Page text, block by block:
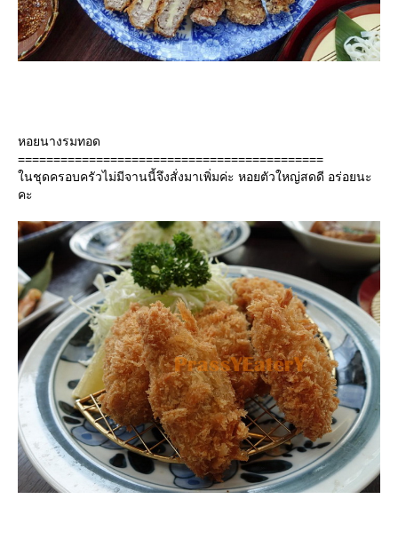
หอยนางรมทอด
===========================================
นชุดครอบครัวไม่มีจานนี้จึงสั่งมาเพิ่มค่ะ หอยตัวใหญ่สดดี อร่อยนะ
คะ